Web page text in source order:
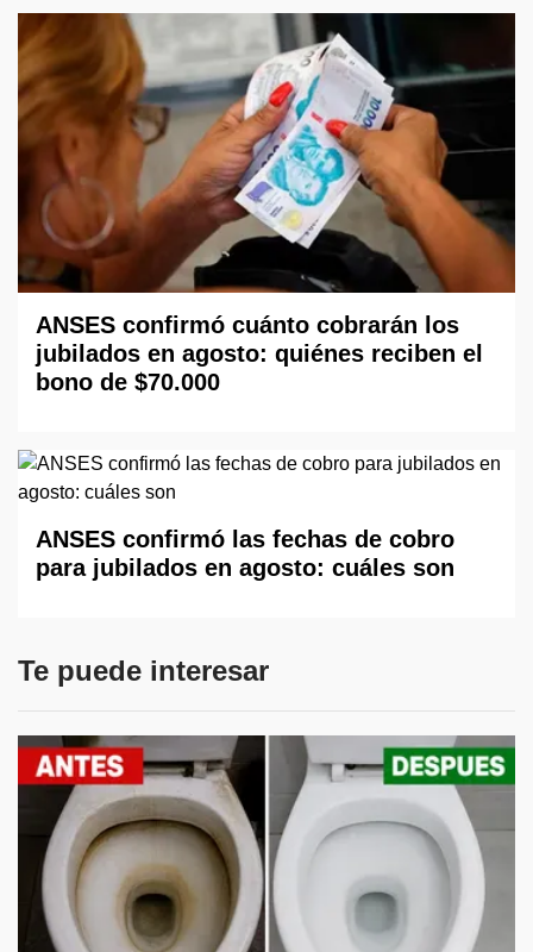
ANSES confirmó cuánto cobrarán los
jubilados en agosto: quiénes reciben el
bono de $70.000
ANSES confirmó las fechas de cobro
para jubilados en agosto: cuáles son
Te puede interesar